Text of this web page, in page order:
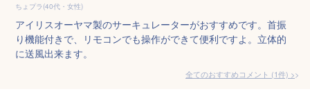
ちょプラ(40代・女性)
アイリスオーヤマ製のサーキュレーターがおすすめです。首振
り機能付きで、リモコンでも操作ができて便利ですよ。立体的
に送風出来ます。
全てのおすすめコメント (1件) >